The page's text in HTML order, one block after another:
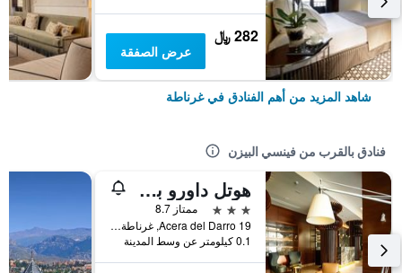
282 ﷼
عرض الصفقة
شاهد المزيد من أهم الفنادق في غرناطة
فنادق بالقرب من فينسي البيزن
هوتل داورو بريمير
3 نجوم
ممتاز 8.7
Acera del Darro 19, غرناطة, منطقة أندلوسيا, أسبانيا
0.1 كيلومتر عن وسط المدينة